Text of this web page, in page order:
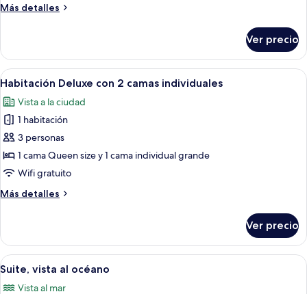
Más detalles
Más
doble
Deluxe
Ver precio
Abrir
todas
las
fotos
de
Habitación
Deluxe
2
Una habitación de hotel moderna
4
Habitación Deluxe con 2 camas individuales
Vista a la ciudad
1 habitación
3 personas
1 cama Queen size y 1 cama individual grande
Wifi gratuito
Más detalles
Más
Deluxe
con
2
individuales
Ver precio
Abrir
todas
Habitación de hotel moderna con
6
Suite, vista al océano
Vista al mar